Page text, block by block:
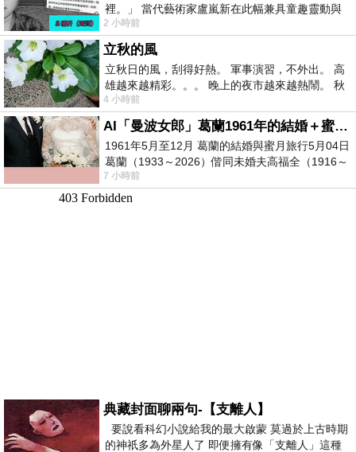
裡。」 當代藝術家盧嵐新在此幅兼具童趣靈動與
抽象韻味的新作中，用湛藍的羽翼般色塊包覆著
2 小時前
立秋的風
立秋日的風，刮得好熱。 軍事演習，不外出。 高
雄越來越精彩。。。 晚上的夜市越來越熱鬧。 秋
天的風刮得很熱 夜遊消暑熱。。。
4 小時前
AI「曼波女郎」葛蘭1961年的結婚＋蜜月旅行 #戀上老電影 #葛蘭 #粟子
1961年5月至12月 葛蘭的結婚與蜜月旅行5月04日
葛蘭（1933～2026）偕同未婚夫高福全（1916～
2004）乘郵輪赴倫敦6月15日於英國倫敦St.S
7 小時前
典藏封面聊兩句-【支離人】
要說看科幻小說給我的最大啟蒙 莫過於上古時期
的神祇多為外星人了 即便擁有像「支離人」這種